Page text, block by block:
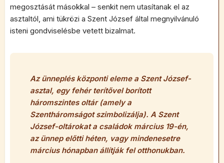
megosztását másokkal – senkit nem utasítanak el az
asztaltól, ami tükrözi a Szent József által megnyilvánuló
isteni gondviselésbe vetett bizalmat.
Az ünneplés központi eleme a Szent József-
asztal, egy fehér terítővel borított
háromszintes oltár (amely a
Szentháromságot szimbolizálja). A Szent
József-oltárokat a családok március 19-én,
az ünnep előtti héten, vagy mindenesetre
március hónapban állítják fel otthonukban.